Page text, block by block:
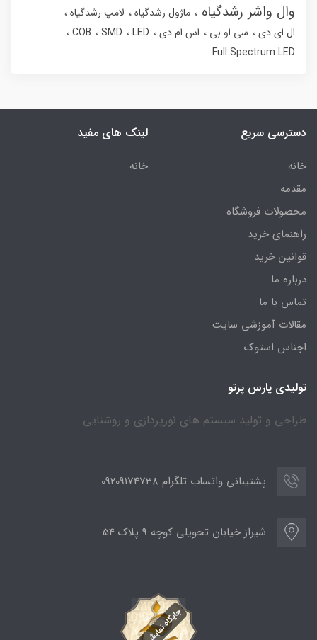
وال واشر رشدگیاه ماژول رشدگیاه
لامپ رشدگیاه
ال ای دی
سی او بی اس ام دی LED
SMD
COB
Full Spectrum LED
دسترسی سریع
خانه
مقدمه
محصولات فروشگاه
راهنمای خرید
قوانین خرید
درباره ما
تماس با ما
مقالات آموزشی سایت
اجناس استوک
لینک های مفید
خانه
تولیدی پارس پرتو
طراحی و تولید سیستم های نورپردازی و روشنایی
پشتیبانی واتساب تلگرام 09209174738
شیراز خیابان تحویلی کوچه 9 پلاک 54